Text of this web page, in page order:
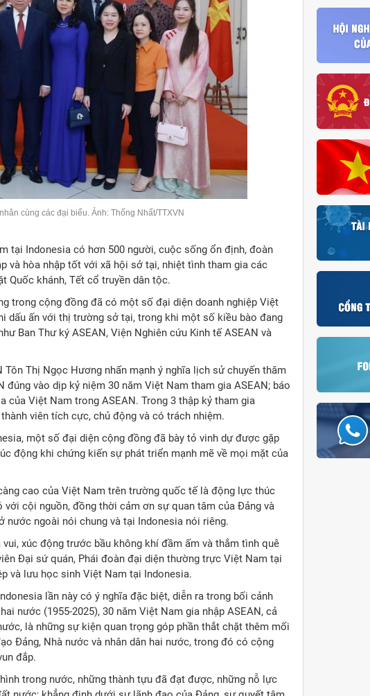
cùng các đại biểu. Ảnh: Thống Nhất/TTXVN
tại Indonesia có hơn 500 người, cuộc sống ổn định, đoàn
và hòa nhập tốt với xã hội sở tại, nhiệt tình tham gia các
Quốc khánh, Tết cổ truyền dân tộc.
trong cộng đồng đã có một số đại diện doanh nghiệp Việt
dấu ấn với thị trường sở tại, trong khi một số kiều bào đang
Ban Thư ký ASEAN, Viện Nghiên cứu Kinh tế ASEAN và
Thị Ngọc Hương nhấn mạnh ý nghĩa lịch sử chuyến thăm
đúng vào dịp kỷ niệm 30 năm Việt Nam tham gia ASEAN; báo
của Việt Nam trong ASEAN. Trong 3 thập kỷ tham gia
viên tích cực, chủ động và có trách nhiệm.
một số đại diện cộng đồng đã bày tỏ vinh dự được gặp
động khi chứng kiến sự phát triển mạnh mẽ về mọi mặt của
cao của Việt Nam trên trường quốc tế là động lực thúc
cội nguồn, đồng thời cảm ơn sự quan tâm của Đảng và
ngoài nói chung và tại Indonesia nói riêng.
xúc động trước bầu không khí đầm ấm và thắm tình quê
Đại sứ quán, Phái đoàn đại diện thường trực Việt Nam tại
và lưu học sinh Việt Nam tại Indonesia.
lần này có ý nghĩa đặc biệt, diễn ra trong bối cảnh
nước (1955-2025), 30 năm Việt Nam gia nhập ASEAN, cả
là những sự kiện quan trọng góp phần thắt chặt thêm mối
Đảng, Nhà nước và nhân dân hai nước, trong đó có cộng
đắp.
trong nước, những thành tựu đã đạt được, những nỗ lực